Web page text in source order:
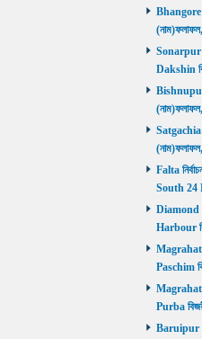
Bhangore
Sonarpur
Dakshin
Bishnupur
Satgachia
Falta
South 24
Diamond
Harbour
Magrahat
Paschim
Magrahat
Purba
Baruipur